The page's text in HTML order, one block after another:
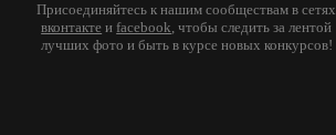
Присоединяйтесь к нашим сообществам в сетях
вконтакте иfacebook, чтобы следить за лентой
лучших фото и быть в курсе новых конкурсов!